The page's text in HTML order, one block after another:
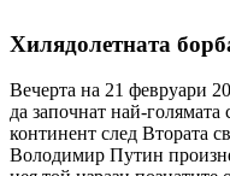
Хилядолетната
Вечерта на 21 февруари
да започнат най-
континент след Втората
Володимир Путин